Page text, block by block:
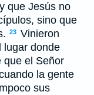
que Jesús no
sino que
23 Vinieron
lugar donde
que el Señor
la gente
sus